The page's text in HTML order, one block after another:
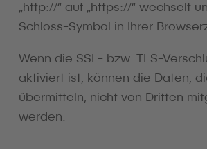
„http://“ auf „https://“ wechselt
Schloss-Symbol in Ihrer
Wenn die SSL- bzw. TLS-
aktiviert ist, können die Daten,
übermitteln, nicht von Dritten
werden.